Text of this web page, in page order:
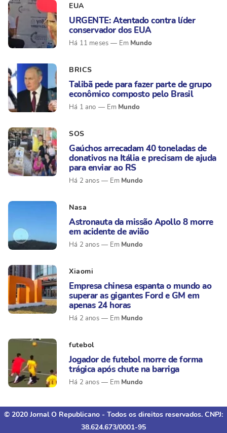
EUA
URGENTE: Atentado contra líder
conservador dos EUA
Há 11 meses Mundo
BRICS
Talibã pede para fazer parte de grupo
econômico composto pelo Brasil
Há 1 ano Mundo
SOS
Gaúchos arrecadam 40 toneladas de
donativos na Itália e precisam de ajuda
para enviar ao RS
Há 2 anos Mundo
Nasa
Astronauta da missão Apollo 8 morre
em acidente de avião
Há 2 anos Mundo
Xiaomi
Empresa chinesa espanta o mundo ao
superar as gigantes Ford e GM em
apenas 24 horas
Há 2 anos Mundo
futebol
Jogador de futebol morre de forma
trágica após chute na barriga
Há 2 anos Mundo
© 2020 Jornal O Republicano - Todos os direitos reservados. CNPJ:
38.624.673/0001-95